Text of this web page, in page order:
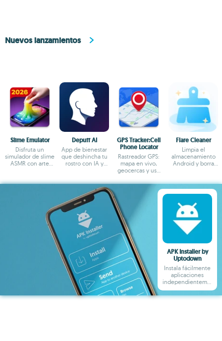
Nuevos lanzamientos
Slime Emulator
Disfruta un
simulador de slime
ASMR con arte
Depuff AI
App de bienestar
que deshincha tu
rostro con IA y
GPS Tracker:Cell
Phone Locator
Rastreador GPS:
mapa en vivo,
geocercas y uso
Flare Cleaner
Limpia el
almacenamiento
Android y borra
APK Installer by
Uptodown
Instala fácilmente
aplicaciones
independientemente
de su formato